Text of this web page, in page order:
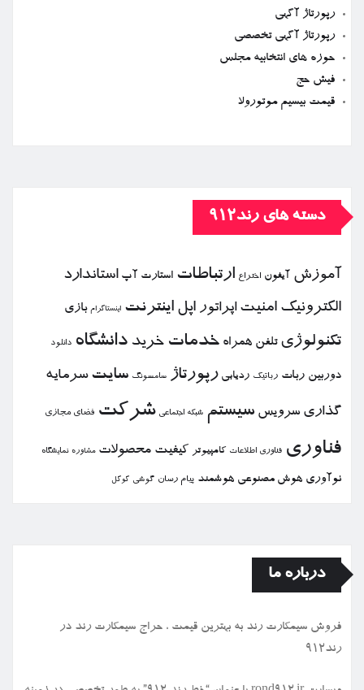
رپورتاژ آگهی
رپورتاژ آگهی تخصصی
حوزه های انتخابیه مجلس
فیش حج
قیمت بیسیم موتورولا
دسته های رند912
آموزش آیفون اختراع ارتباطات استارت آپ استاندارد
الكترونیك امنیت اپراتور اپل اینترنت اینستاگرام بازی
تكنولوژی تلفن همراه خدمات خرید دانشگاه دانلود
دوربین ربات رباتیك ردیابی رپورتاژ سامسونگ سایت سرمایه
گذاری سرویس سیستم شبكه اجتماعی شركت فضای مجازی
فناوری فناوری اطلاعات كامپیوتر كیفیت محصولات مشاوره نمایشگاه
نوآوری هوش مصنوعی هوشمند پیام رسان گوشی گوگل
درباره ما
فروش سیمكارت رند به بهترین قیمت ، حراج سیمكارت رند در
رند912